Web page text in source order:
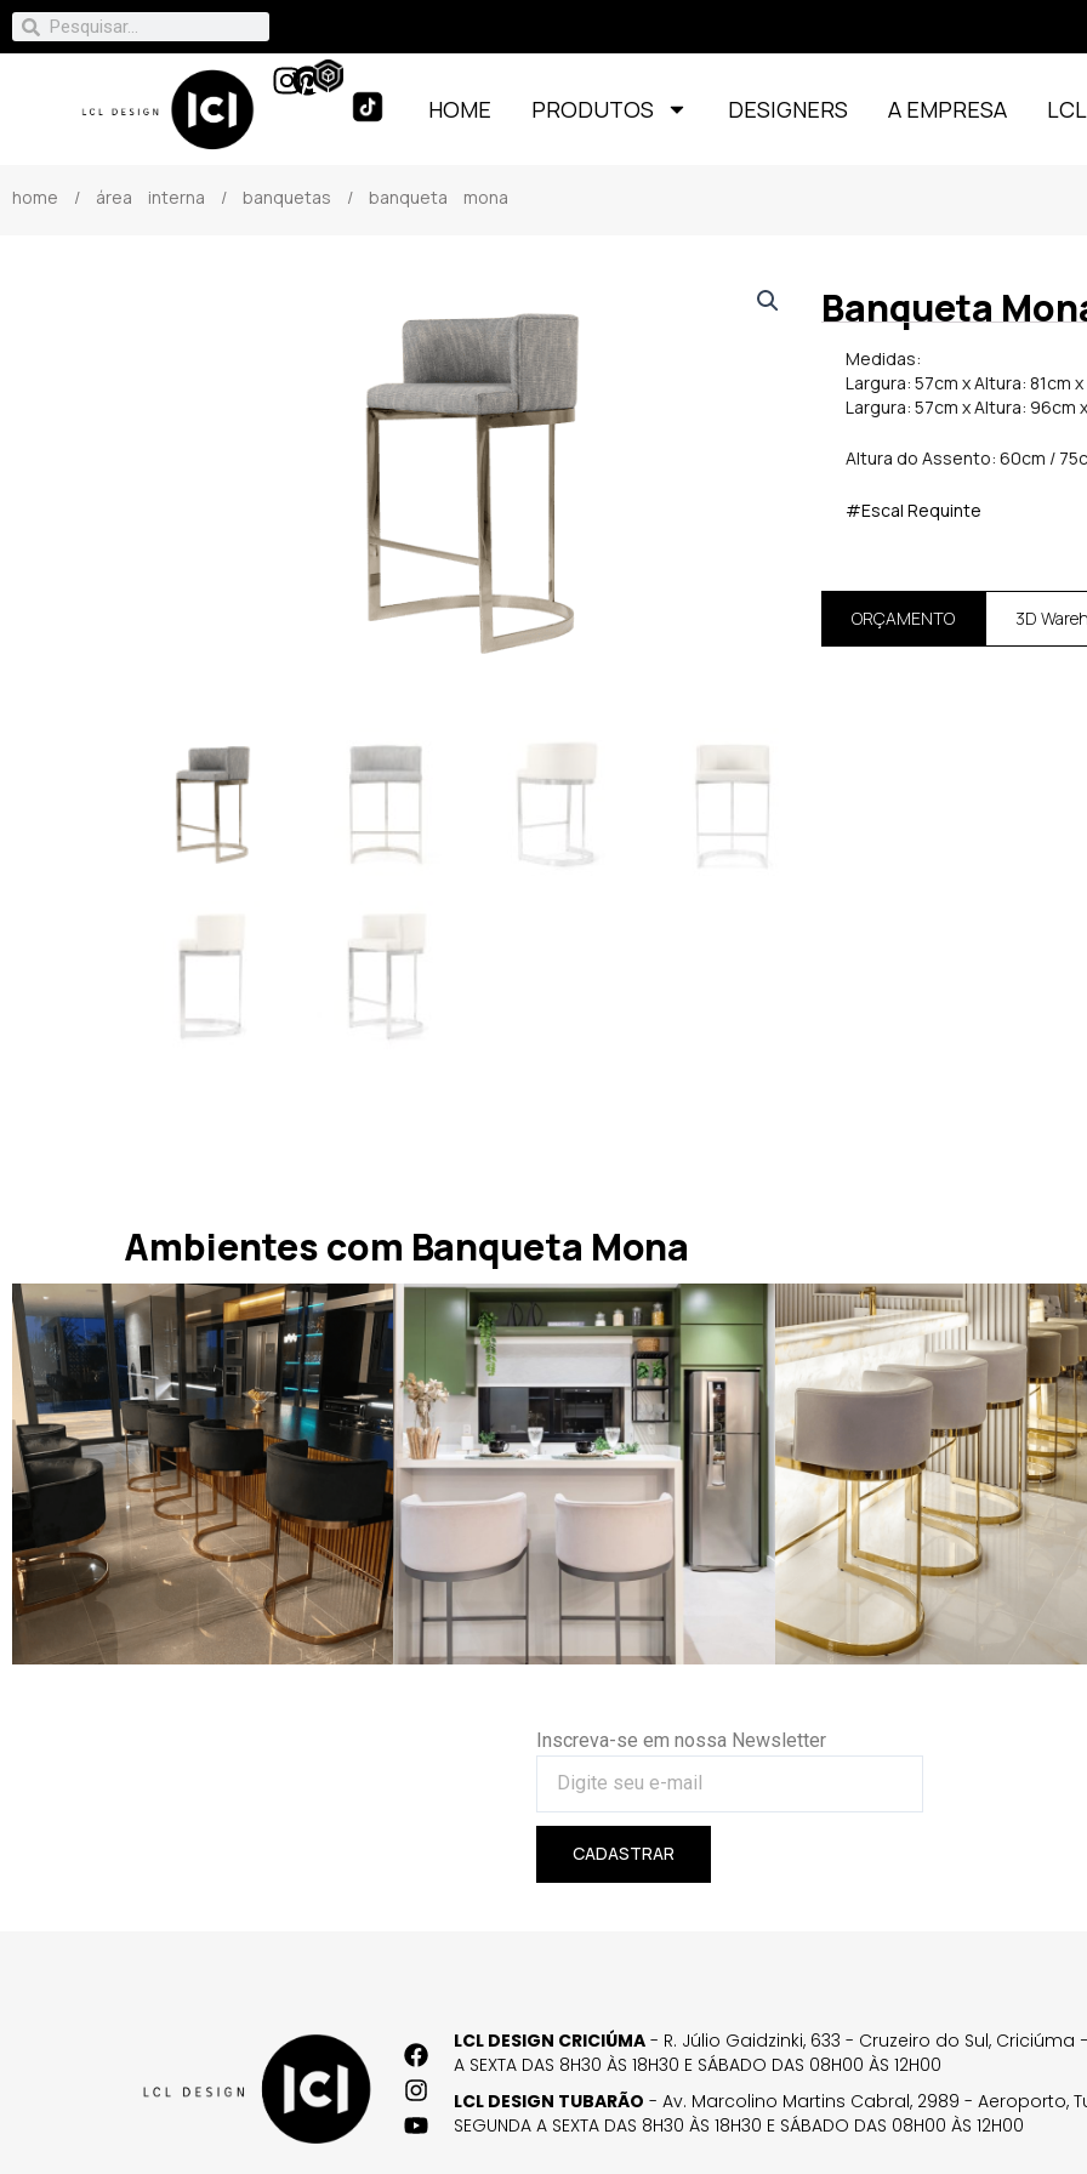
HOME PRODUTOS DESIGNERS A EMPRESA
home / área interna / banquetas / banqueta mona
Banqueta
Medidas:
Largura: 57cm x Altura: 81cm
Largura: 57cm x Altura: 96cm
Altura do Assento: 60cm /
#Escal Requinte
ORÇAMENTO 3D
Ambientes com Banqueta Mona
Inscreva-se em nossa Newsletter
CADASTRAR
LCL DESIGN CRICIÚMA - R. Júlio Gaidzinki, 633 - Cruzeiro do Sul, Criciúma
A SEXTA DAS 8H30 ÀS 18H30 E SÁBADO DAS 08H00 ÀS 12H00
LCL DESIGN TUBARÃO - Av. Marcolino Martins Cabral, 2989 - Aeroporto,
SEGUNDA A SEXTA DAS 8H30 ÀS 18H30 E SÁBADO DAS 08H00 ÀS 12H00